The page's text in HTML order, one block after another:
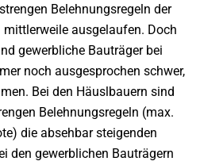
Belehnungsregeln der
mittlerweile ausgelaufen. Doch
gewerbliche Bauträger bei
noch ausgesprochen schwer,
Bei den Häuslbauern sind
Belehnungsregeln (max.
die absehbar steigenden
den gewerblichen Bauträgern